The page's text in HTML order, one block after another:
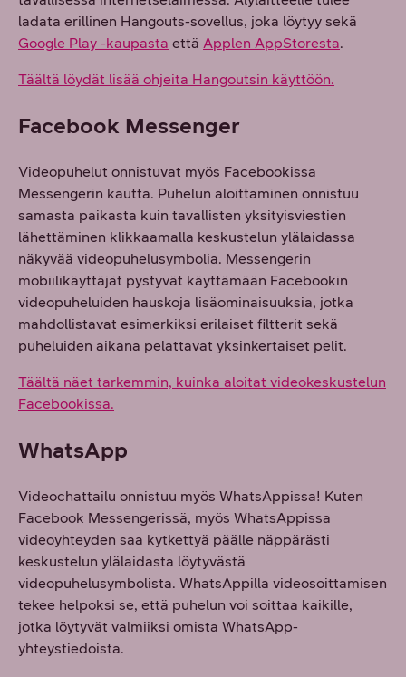
ladata erillinen Hangouts-sovellus, joka löytyy sekä
Google Play -kaupasta että Applen AppStoresta.
Täältä löydät lisää ohjeita Hangoutsin käyttöön.
Facebook Messenger
Videopuhelut onnistuvat myös Facebookissa
Messengerin kautta. Puhelun aloittaminen onnistuu
samasta paikasta kuin tavallisten yksityisviestien
lähettäminen klikkaamalla keskustelun ylälaidassa
näkyvää videopuhelusymbolia. Messengerin
mobiilikäyttäjät pystyvät käyttämään Facebookin
videopuheluiden hauskoja lisäominaisuuksia, jotka
mahdollistavat esimerkiksi erilaiset filtterit sekä
puheluiden aikana pelattavat yksinkertaiset pelit.
Täältä näet tarkemmin, kuinka aloitat videokeskustelun
Facebookissa.
WhatsApp
Videochattailu onnistuu myös WhatsAppissa! Kuten
Facebook Messengerissä, myös WhatsAppissa
videoyhteyden saa kytkettyä päälle näppärästi
keskustelun ylälaidasta löytyvästä
videopuhelusymbolista. WhatsAppilla videosoittamisen
tekee helpoksi se, että puhelun voi soittaa kaikille,
jotka löytyvät valmiiksi omista WhatsApp-
yhteystiedoista.